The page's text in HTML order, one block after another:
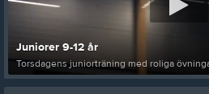
Juniorer 9-12 år
Torsdagens juniorträning med roliga